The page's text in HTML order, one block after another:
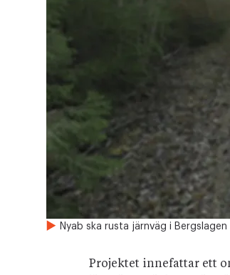
Nyab ska rusta järnväg i
Projektet innefattar ett